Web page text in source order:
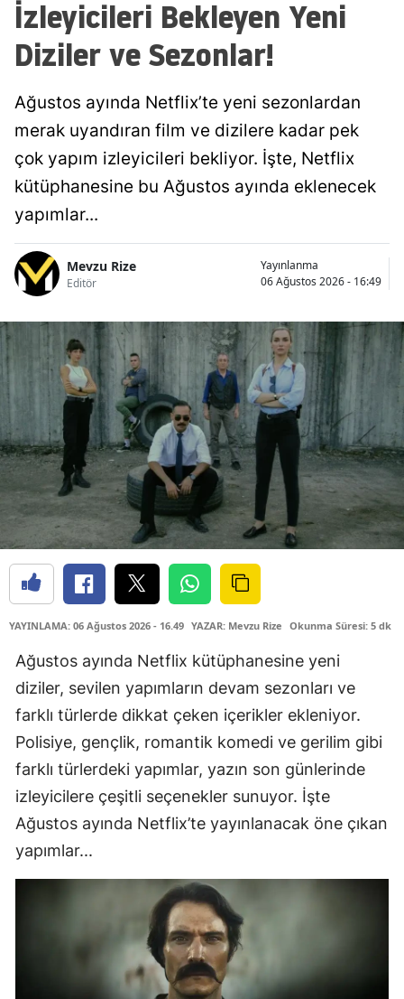
İzleyicileri Bekleyen Yeni
Diziler ve Sezonlar!
Ağustos ayında Netflix’te yeni sezonlardan
merak uyandıran film ve dizilere kadar pek
çok yapım izleyicileri bekliyor. İşte, Netflix
kütüphanesine bu Ağustos ayında eklenecek
yapımlar...
Mevzu Rize
Editör
Yayınlanma
06 Ağustos 2026 - 16:49
YAYINLAMA: 06 Ağustos 2026 - 16.49 YAZAR: Mevzu Rize Okunma Süresi: 5 dk
Ağustos ayında Netflix kütüphanesine yeni
diziler, sevilen yapımların devam sezonları ve
farklı türlerde dikkat çeken içerikler ekleniyor.
Polisiye, gençlik, romantik komedi ve gerilim gibi
farklı türlerdeki yapımlar, yazın son günlerinde
izleyicilere çeşitli seçenekler sunuyor. İşte
Ağustos ayında Netflix’te yayınlanacak öne çıkan
yapımlar...